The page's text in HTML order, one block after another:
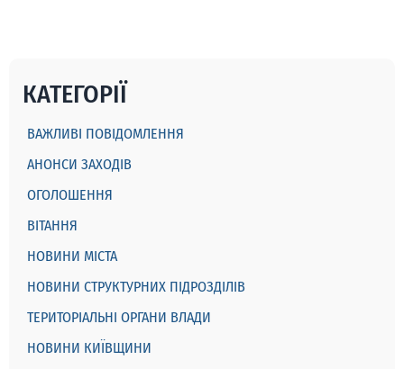
КАТЕГОРІЇ
ВАЖЛИВІ ПОВІДОМЛЕННЯ
АНОНСИ ЗАХОДІВ
ОГОЛОШЕННЯ
ВІТАННЯ
НОВИНИ МІСТА
НОВИНИ СТРУКТУРНИХ ПІДРОЗДІЛІВ
ТЕРИТОРІАЛЬНІ ОРГАНИ ВЛАДИ
НОВИНИ КИЇВЩИНИ